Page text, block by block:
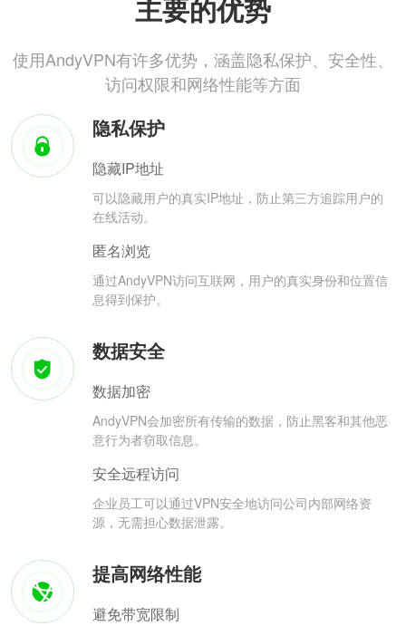
主要的优势
使用AndyVPN有许多优势，涵盖隐私保护、安全性、
访问权限和网络性能等方面
隐私保护
隐藏IP地址
可以隐藏用户的真实IP地址，防止第三方追踪用户的
在线活动。
匿名浏览
通过AndyVPN访问互联网，用户的真实身份和位置信
息得到保护。
数据安全
数据加密
AndyVPN会加密所有传输的数据，防止黑客和其他恶
意行为者窃取信息。
安全远程访问
企业员工可以通过VPN安全地访问公司内部网络资
源，无需担心数据泄露。
提高网络性能
避免带宽限制